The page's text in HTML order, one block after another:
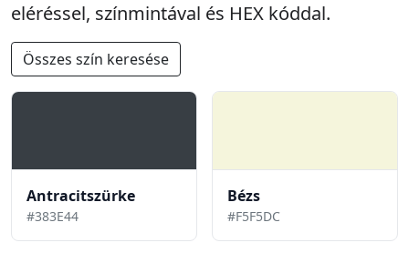
eléréssel, színmintával és HEX kóddal.
Összes szín keresése
Antracitszürke
#383E44
Bézs
#F5F5DC